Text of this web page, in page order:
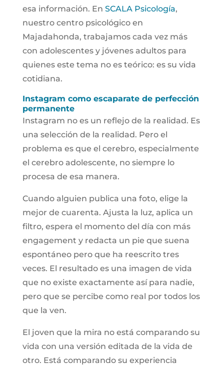
esa información. En SCALA Psicología,
nuestro centro psicológico en
Majadahonda, trabajamos cada vez más
con adolescentes y jóvenes adultos para
quienes este tema no es teórico: es su vida
cotidiana.
Instagram como escaparate de perfección
permanente
Instagram no es un reflejo de la realidad. Es
una selección de la realidad. Pero el
problema es que el cerebro, especialmente
el cerebro adolescente, no siempre lo
procesa de esa manera.
Cuando alguien publica una foto, elige la
mejor de cuarenta. Ajusta la luz, aplica un
filtro, espera el momento del día con más
engagement y redacta un pie que suena
espontáneo pero que ha reescrito tres
veces. El resultado es una imagen de vida
que no existe exactamente así para nadie,
pero que se percibe como real por todos los
que la ven.
El joven que la mira no está comparando su
vida con una versión editada de la vida de
otro. Está comparando su experiencia